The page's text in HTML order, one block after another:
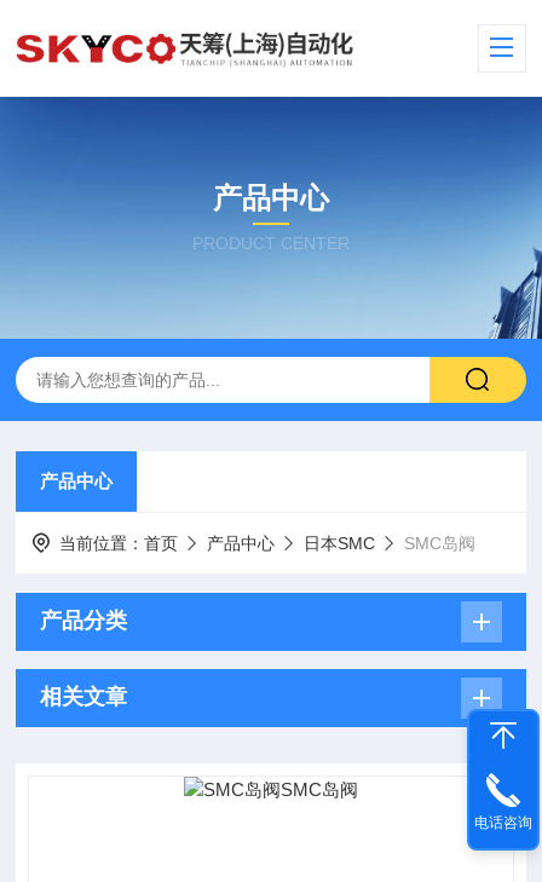
产品中心
PRODUCT CENTER
产品中心
当前位置：首页 产品中心 日本SMC SMC岛阀
产品分类
相关文章
电话咨询